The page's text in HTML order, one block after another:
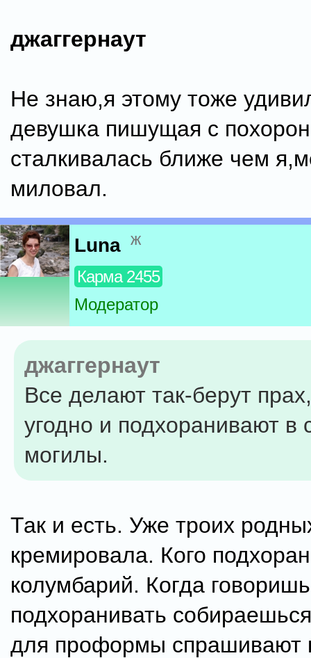
джаггернаут
Не знаю,я этому тоже
девушка пишущая с
сталкивалась ближе чем
миловал.
Luna ж
Карма 2455
Модератор
джаггернаут
Все делают так-берут
угодно и подхоранивают в
могилы.
Так и есть. Уже троих
кремировала. Кого
колумбарий. Когда
подхоранивать
для проформы спрашивают